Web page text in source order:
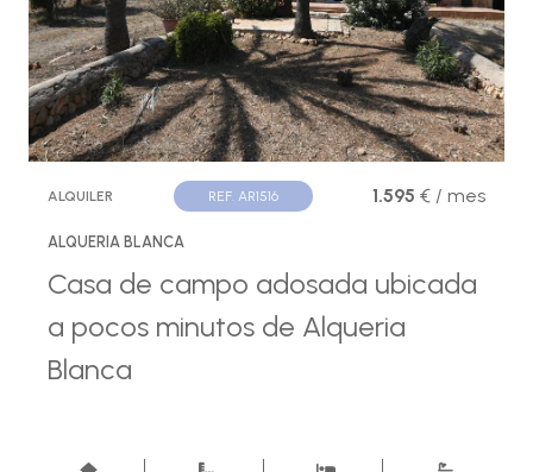
ALQUILER REF. AR1516 1.595 € / mes
ALQUERIA BLANCA
Casa de campo adosada ubicada
a pocos minutos de Alqueria
Blanca